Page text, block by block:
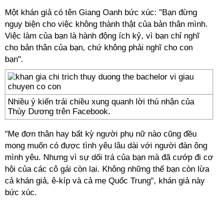
Một khán giả có tên Giang Oanh bức xúc: "Bạn đừng
ngụy biện cho việc không thành thật của bản thân mình.
Việc làm của bạn là hành động ích kỷ, vì bạn chỉ nghĩ
cho bản thân của bạn, chứ không phải nghĩ cho con
bạn".
Nhiều ý kiến trái chiều xung quanh lời thú nhận của
Thùy Dương trên Facebook.
"Mẹ đơn thân hay bất kỳ người phụ nữ nào cũng đều
mong muốn có được tình yêu lâu dài với người đàn ông
mình yêu. Nhưng vì sự dối trá của bạn mà đã cướp đi cơ
hội của các cô gái còn lại. Không những thế bạn còn lừa
cả khán giả, ê-kíp và cả mẹ Quốc Trung", khán giả này
bức xúc.